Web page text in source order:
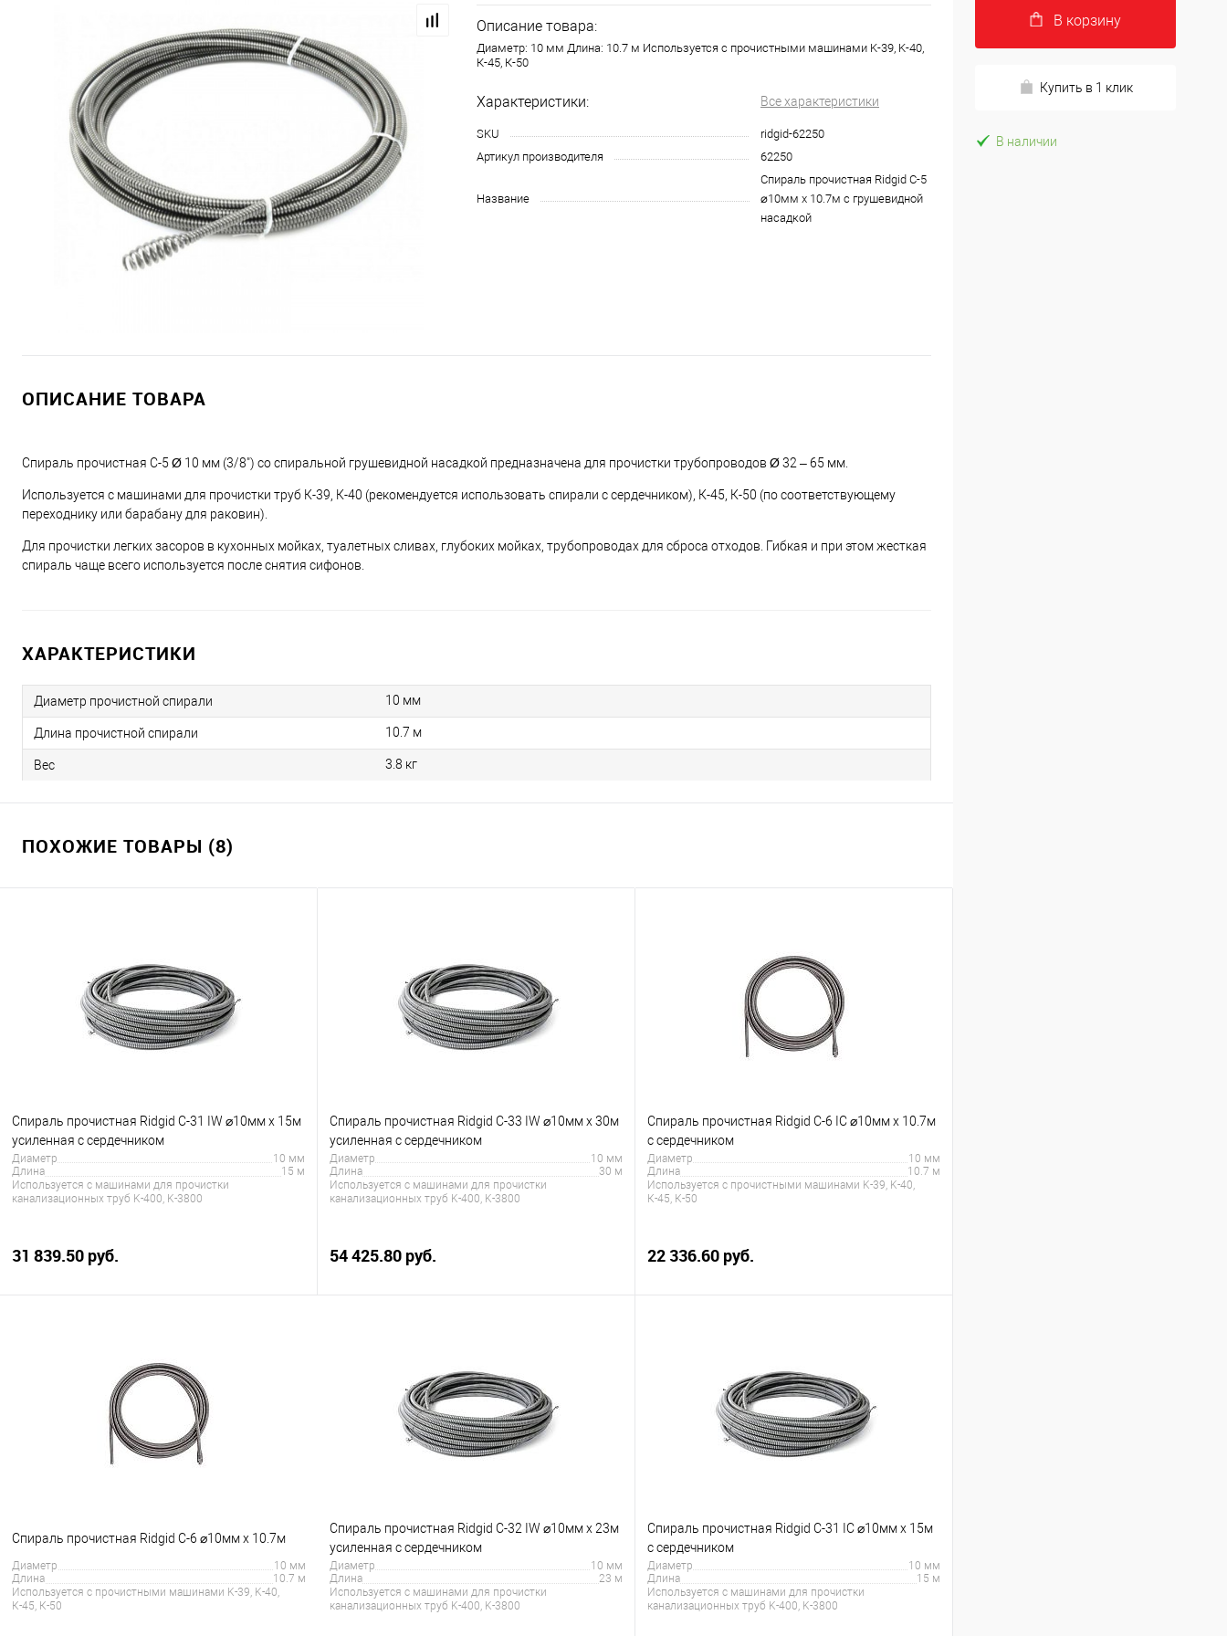
Описание товара:
Диаметр: 10 мм Длина: 10.7 м Используется с прочистными машинами K-39, K-40,
К-45, К-50
Характеристики: Все характеристики
SKU
ridgid-62250
Артикул производителя
62250
Название
Спираль прочистная Ridgid C-5
⌀10мм x 10.7м с грушевидной
насадкой
ОПИСАНИЕ ТОВАРА
Спираль прочистная C-5 Ø 10 мм (3/8") со спиральной грушевидной насадкой предназначена для прочистки трубопроводов Ø 32 – 65 мм.
Используется с машинами для прочистки труб К-39, К-40 (рекомендуется использовать спирали с сердечником), К-45, К-50 (по соответствующему
переходнику или барабану для раковин).
Для прочистки легких засоров в кухонных мойках, туалетных сливах, глубоких мойках, трубопроводах для сброса отходов. Гибкая и при этом жесткая
спираль чаще всего используется после снятия сифонов.
ХАРАКТЕРИСТИКИ
Диаметр прочистной спирали 10 мм
Длина прочистной спирали 10.7 м
Вес 3.8 кг
ПОХОЖИЕ ТОВАРЫ (8)
Спираль прочистная Ridgid C-31 IW ⌀10мм x 15м
усиленная с сердечником
Диаметр
10 мм
Длина
15 м
Используется с машинами для прочистки
канализационных труб K-400, K-3800
31 839.50 руб.
Сравнение
В наличии
Спираль прочистная Ridgid C-33 IW ⌀10мм x 30м
усиленная с сердечником
Диаметр
10 мм
Длина
30 м
Используется с машинами для прочистки
канализационных труб K-400, K-3800
54 425.80 руб.
Купить в 1 клик
Сравнение
В избранное
В наличии
Спираль прочистная Ridgid C-6 IC ⌀10мм x 10.7м
с сердечником
Диаметр
10 мм
Длина
10.7 м
Используется с прочистными машинами K-39, K-40,
К-45, К-50
22 336.60 руб.
Купить в 1 клик
Сравнение
В избранное
В наличии
Спираль прочистная Ridgid C-6 ⌀10мм x 10.7м
Диаметр
10 мм
Длина
10.7 м
Используется с прочистными машинами K-39, K-40,
К-45, К-50
Спираль прочистная Ridgid C-32 IW ⌀10мм x 23м
усиленная с сердечником
Диаметр
10 мм
Длина
23 м
Используется с машинами для прочистки
канализационных труб K-400, K-3800
Спираль прочистная Ridgid C-31 IC ⌀10мм x 15м
с сердечником
Диаметр
10 мм
Длина
15 м
Используется с машинами для прочистки
канализационных труб K-400, K-3800
В корзину
Купить в 1 клик
В наличии